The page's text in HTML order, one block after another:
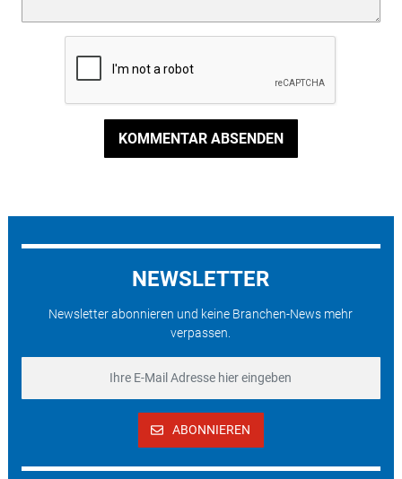
KOMMENTAR ABSENDEN
NEWSLETTER
Newsletter abonnieren und keine Branchen-News mehr
verpassen.
ABONNIEREN